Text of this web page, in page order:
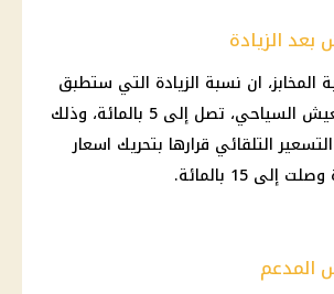
الزيادة
المخابز، ان نسبة الزيادة التي ستطبق
السياحي، تصل إلى 5 بالمائة، وذلك
التلقائي قرارها بتحريك اسعار
15 بالمائة.
المدعم